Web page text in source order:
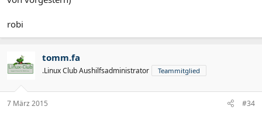
robi
tomm.fa
.Linux Club Aushilfsadministrator Teammitglied
7 März 2015 #34